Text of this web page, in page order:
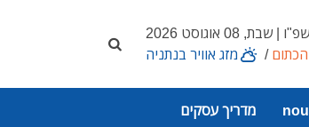
08 אוגוסט 2026
/ מזג אוויר בנתניה
מדריך עסקים